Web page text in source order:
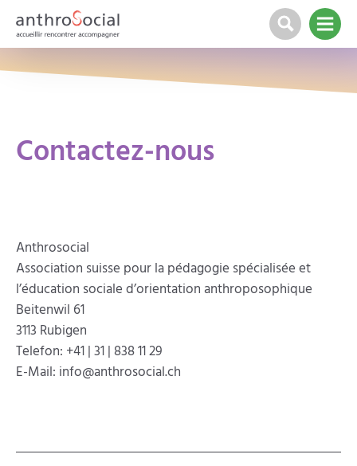
Contactez-nous
Anthrosocial
Association suisse pour la pédagogie spécialisée et
l’éducation sociale d’orientation anthroposophique
Beitenwil 61
3113 Rubigen
Telefon: +41 | 31 | 838 11 29
E-Mail: info@anthrosocial.ch